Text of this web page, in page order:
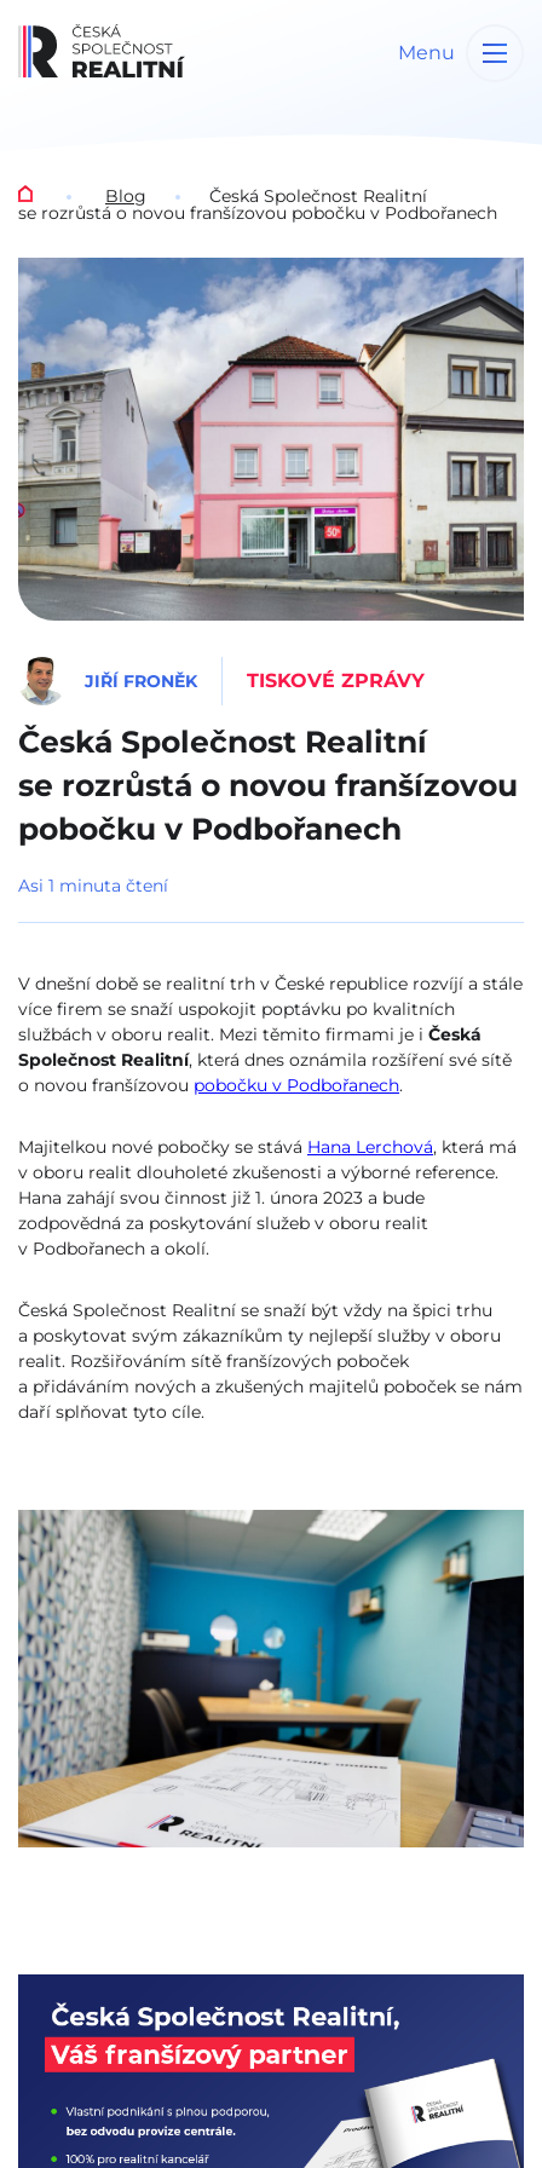
Menu
Blog Česká Společnost Realitní
se rozrůstá o novou franšízovou pobočku v Podbořanech
JIŘÍ FRONĚK TISKOVÉ ZPRÁVY
Česká Společnost Realitní
se rozrůstá o novou franšízovou
pobočku v Podbořanech
Asi 1 minuta čtení
V dnešní době se realitní trh v České republice rozvíjí a stále
více firem se snaží uspokojit poptávku po kvalitních
službách v oboru realit. Mezi těmito firmami je i Česká
Společnost Realitní, která dnes oznámila rozšíření své sítě
o novou franšízovou pobočku v Podbořanech.
Majitelkou nové pobočky se stává Hana Lerchová, která má
v oboru realit dlouholeté zkušenosti a výborné reference.
Hana zahájí svou činnost již 1. února 2023 a bude
zodpovědná za poskytování služeb v oboru realit
v Podbořanech a okolí.
Česká Společnost Realitní se snaží být vždy na špici trhu
a poskytovat svým zákazníkům ty nejlepší služby v oboru
realit. Rozšiřováním sítě franšízových poboček
a přidáváním nových a zkušených majitelů poboček se nám
daří splňovat tyto cíle.